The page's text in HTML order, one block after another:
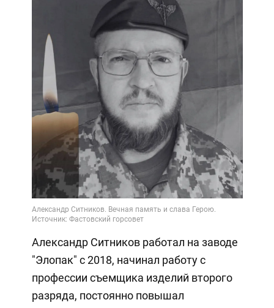
Александр Ситников работал на заводе
"Элопак" с 2018, начинал работу с
профессии съемщика изделий второго
разряда, постоянно повышал